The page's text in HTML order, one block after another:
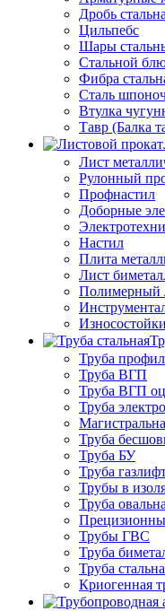
Дробь
Цильпебс
Шары
Стальной
Фибра
Сталь
Втулка
Тавр (Балка
Лист
Рулонный
Профнастил
Доборные
Настил
Плита
Лист
Полимерный
Труба
Труба ВГП
Труба ВГП
Труба
Труба
Труба БУ
Труба
Трубы в
Труба
Трубы ГВС
Труба
Труба
Криогенная